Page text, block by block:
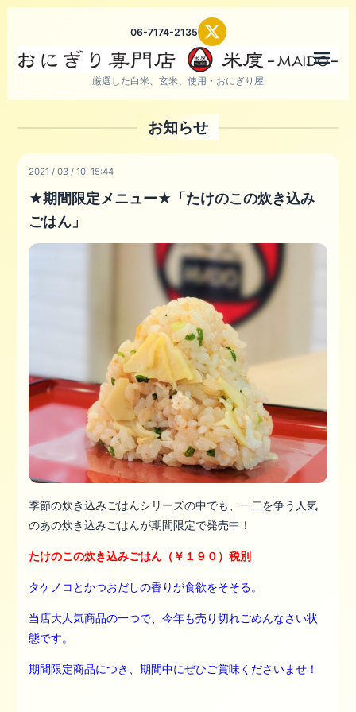
06-7174-2135
厳選した白米、玄米、使用・おにぎり屋
お知らせ
2021 /03 /10 15:44
★期間限定メニュー★「たけのこの炊き込み
ごはん」
季節の炊き込みごはんシリーズの中でも、一二を争う人気
のあの炊き込みごはんが期間限定で発売中！
たけのこの炊き込みごはん（￥１９０ ）税別
タケノコとかつおだしの香りが食欲をそそる。
当店大人気商品の一つで、今年も売り切れごめんなさい状
態です。
期間限定商品につき、期間中にぜひご賞味くださいませ！